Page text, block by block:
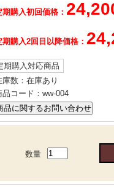
期購入初回価格：
期購入2回目以降価格：
期購入対応商品
庫数： 在庫あり
品コード： ww-004
数量